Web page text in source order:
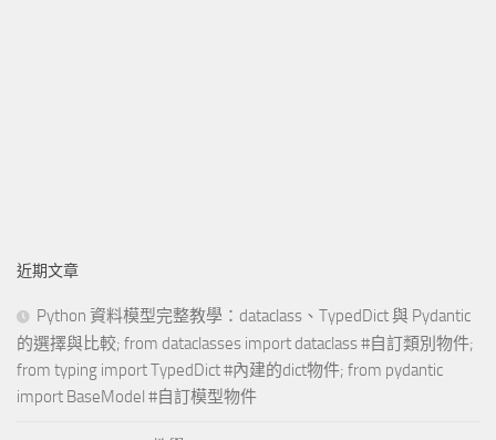
近期文章
Python 資料模型完整教學：dataclass、TypedDict 與 Pydantic
的選擇與比較; from dataclasses import dataclass #自訂類別物件;
from typing import TypedDict #內建的dict物件; from pydantic
import BaseModel #自訂模型物件